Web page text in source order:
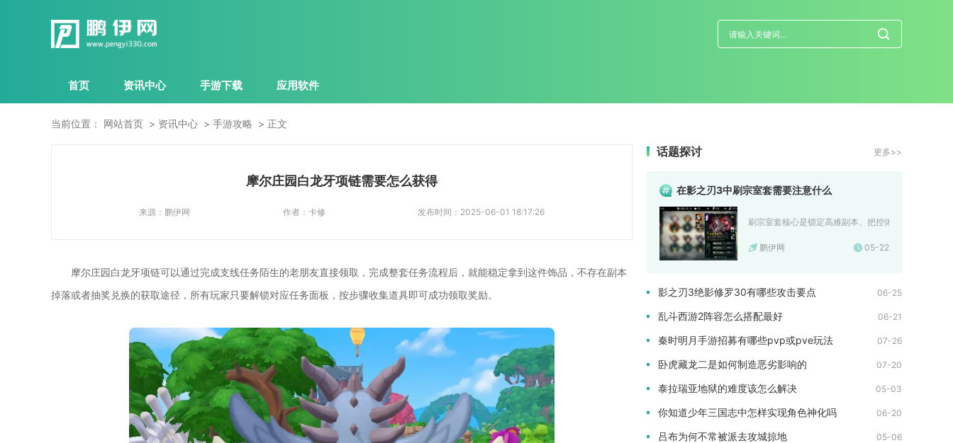
首页 资讯中心 手游下载 应用软件
当前位置： 网站首页 资讯中心 手游攻略 正文
摩尔庄园白龙牙项链需要怎么获得
来源： 鹏伊网 作者： 卡修 发布时间： 2025-06-01 18:17:26
摩尔庄园白龙牙项链可以通过完成支线任务陌生的老朋友直接领取，完成整套任务流程后，就能稳定拿到这件饰品，不存在副本
掉落或者抽奖兑换的获取途径，所有玩家只要解锁对应任务面板，按步骤收集道具即可成功领取奖励。
话题探讨 更多>>
在影之刃3中刷宗室套需要注意什么
刷宗室套核心是锁定高难副本、把控体力分配、优化
鹏伊网 05-22
影之刃3绝影修罗30有哪些攻击要点 06-25
乱斗西游2阵容怎么搭配最好 06-21
秦时明月手游招募有哪些pvp或pve玩法 07-26
卧虎藏龙二是如何制造恶劣影响的 07-20
泰拉瑞亚地狱的难度该怎么解决 05-03
你知道少年三国志中怎样实现角色神化吗 06-20
吕布为何不常被派去攻城掠地 05-06